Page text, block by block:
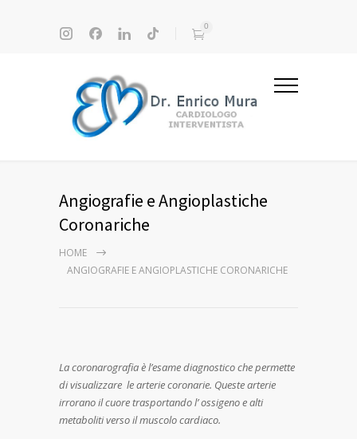
0
Angiografie e Angioplastiche
Coronariche
HOME
ANGIOGRAFIE E ANGIOPLASTICHE CORONARICHE
La coronarografia è l’esame diagnostico che permette
di visualizzare le arterie coronarie. Queste arterie
irrorano il cuore trasportando l’ ossigeno e alti
metaboliti verso il muscolo cardiaco.